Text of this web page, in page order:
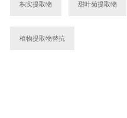
枳实提取物 甜叶菊提取物
植物提取物替抗